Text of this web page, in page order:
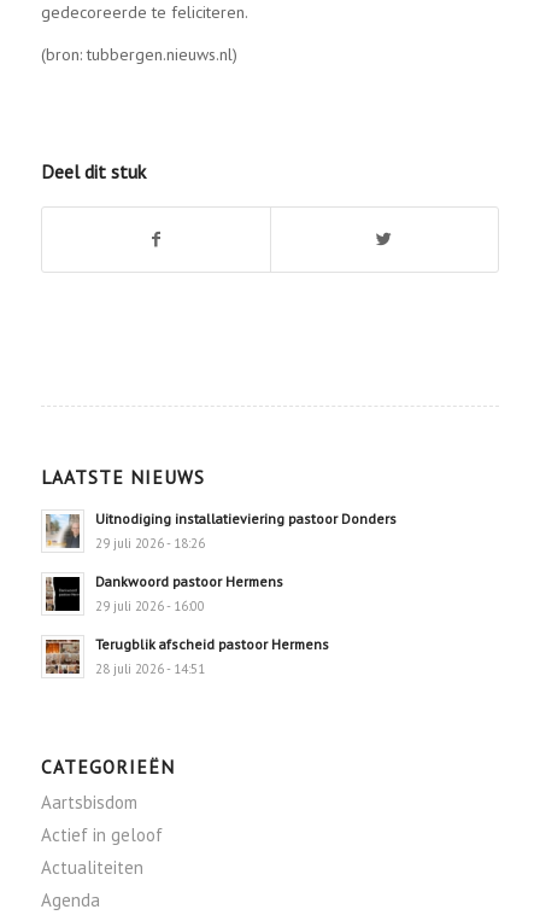
gedecoreerde te feliciteren.
(bron: tubbergen.nieuws.nl)
Deel dit stuk
LAATSTE NIEUWS
Uitnodiging installatieviering pastoor Donders
29 juli 2026 - 18:26
Dankwoord pastoor Hermens
29 juli 2026 - 16:00
Terugblik afscheid pastoor Hermens
28 juli 2026 - 14:51
CATEGORIEËN
Aartsbisdom
Actief in geloof
Actualiteiten
Agenda